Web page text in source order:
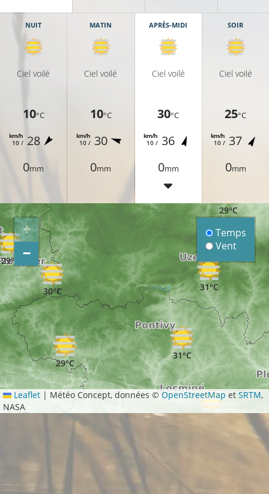
NUIT
Ciel voilé
10°C
10 /
km/h 28
0mm
MATIN
Ciel voilé
10°C
10 /
km/h 30
0mm
APRÈS-MIDI
Ciel voilé
30°C
10 /
km/h 36
0mm
SOIR
Ciel voilé
25°C
10 /
km/h 37
0mm
29°C
31°C
30°C
29°C
31°C
30°C
29°C
31°C
+
−
Temps
Vent
Leaflet | Météo Concept, données ©OpenStreetMap etSRTM,
NASA